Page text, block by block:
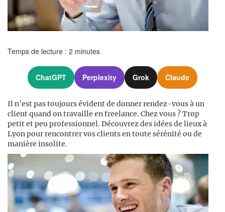
Temps de lecture : 2 minutes
ChatGPT Perplexity Grok Claude
Il n’est pas toujours évident de donner rendez-vous à un
client quand on travaille en freelance. Chez vous ? Trop
petit et peu professionnel. Découvrez des idées de lieux à
Lyon pour rencontrer vos clients en toute sérénité ou de
manière insolite.